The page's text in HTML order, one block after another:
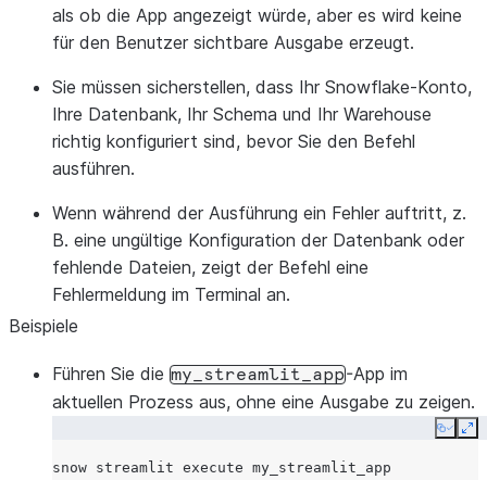
als ob die App angezeigt würde, aber es wird keine
für den Benutzer sichtbare Ausgabe erzeugt.
Sie müssen sicherstellen, dass Ihr Snowflake-Konto,
Ihre Datenbank, Ihr Schema und Ihr Warehouse
richtig konfiguriert sind, bevor Sie den Befehl
ausführen.
Wenn während der Ausführung ein Fehler auftritt, z.
B. eine ungültige Konfiguration der Datenbank oder
fehlende Dateien, zeigt der Befehl eine
Fehlermeldung im Terminal an.
Beispiele
Führen Sie die my_streamlit_app-App im
aktuellen Prozess aus, ohne eine Ausgabe zu zeigen.
Copy
snow streamlit execute